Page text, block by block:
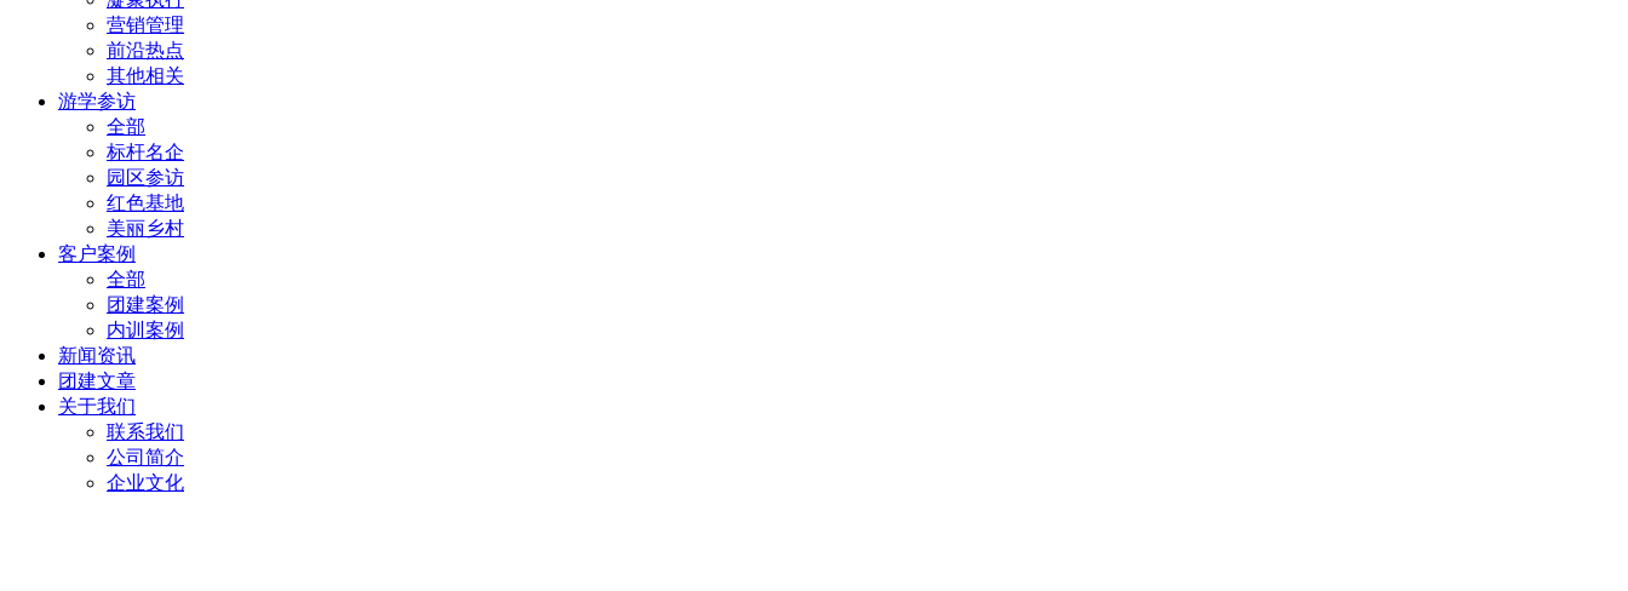
营销管理
前沿热点
其他相关
游学参访
全部
标杆名企
园区参访
红色基地
美丽乡村
客户案例
全部
团建案例
内训案例
新闻资讯
团建文章
关于我们
联系我们
公司简介
企业文化